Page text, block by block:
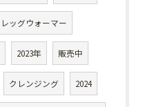
レッグウォーマー
2023年 販売中
クレンジング 2024